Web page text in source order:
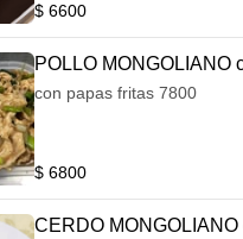
$ 6600
POLLO MONGOLIANO
con papas fritas 7800
$ 6800
CERDO